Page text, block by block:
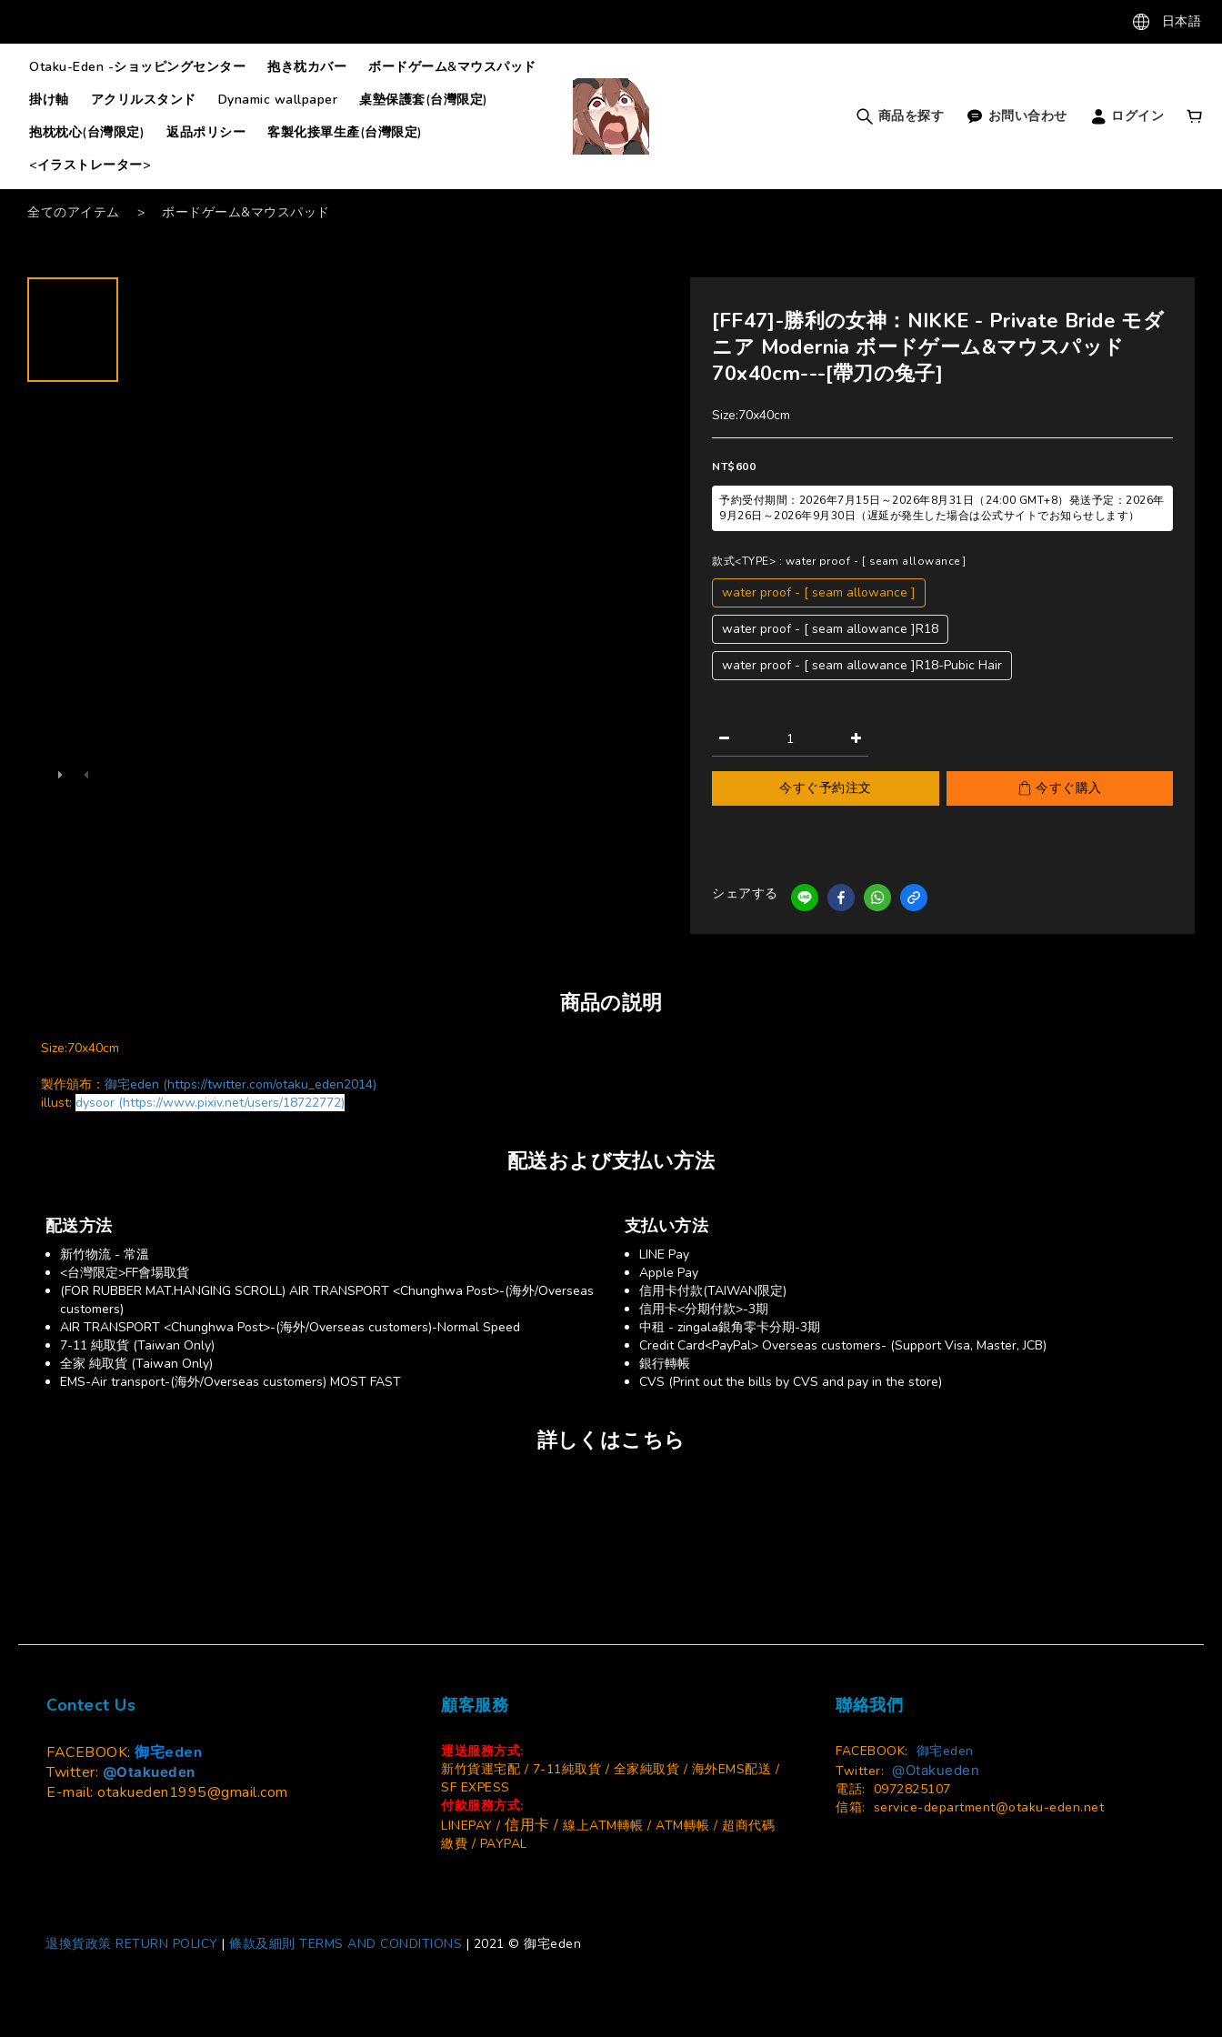
日本語
Otaku-Eden -ショッピングセンター 抱き枕カバー
ボードゲーム&マウスパッド
掛け軸
アクリルスタンド Dynamic wallpaper
桌墊保護套(台灣限定)
抱枕枕心(台灣限定)
返品ポリシー
客製化接單生產(台灣限定)
<イラストレーター>
商品を探す お問い合わせ ログイン
全てのアイテム > ボードゲーム&マウスパッド
[FF47]-勝利の女神：NIKKE - Private Bride モダ
ニア Modernia ボードゲーム&マウスパッド
70x40cm---[帶刀の兔子]
Size:70x40cm
NT$600
予約受付期間：2026年7月15日～2026年8月31日（24:00 GMT+8）発送予定：2026年
9月26日～2026年9月30日（遅延が発生した場合は公式サイトでお知らせします）
款式<TYPE> : water proof - [ seam allowance ]
water proof - [ seam allowance ]
water proof - [ seam allowance ]R18
water proof - [ seam allowance ]R18-Pubic Hair
今すぐ予約注文 今すぐ購入
シェアする
商品の説明
Size:70x40cm
製作頒布： 御宅eden (https://twitter.com/otaku_eden2014)
illust: dysoor (https://www.pixiv.net/users/18722772)
配送および支払い方法
配送方法
新竹物流 - 常溫
<台灣限定>FF會場取貨
(FOR RUBBER MAT.HANGING SCROLL) AIR TRANSPORT <Chunghwa Post>-(海外/Overseas
customers)
AIR TRANSPORT <Chunghwa Post>-(海外/Overseas customers)-Normal Speed
7-11 純取貨 (Taiwan Only)
全家 純取貨 (Taiwan Only)
EMS-Air transport-(海外/Overseas customers) MOST FAST
支払い方法
LINE Pay
Apple Pay
信用卡付款(TAIWAN限定)
信用卡<分期付款>-3期
中租 - zingala銀角零卡分期-3期
Credit Card<PayPal> Overseas customers- (Support Visa, Master, JCB)
銀行轉帳
CVS (Print out the bills by CVS and pay in the store)
詳しくはこちら
Contect Us
FACEBOOK: 御宅eden
Twitter: @Otakueden
E-mail: otakueden1995@gmail.com
顧客服務
運送服務方式:
新竹貨運宅配 / 7-11純取貨 / 全家純取貨 / 海外EMS配送 /
SF EXPESS
付款服務方式:
LINEPAY / 信用卡 / 線上ATM轉帳 / ATM轉帳 / 超商代碼
繳費 / PAYPAL
聯絡我們
FACEBOOK: 御宅eden
Twitter: @Otakueden
電話: 0972825107
信箱: service-department@otaku-eden.net
退換貨政策 RETURN POLICY | 條款及細則 TERMS AND CONDITIONS | 2021 © 御宅eden